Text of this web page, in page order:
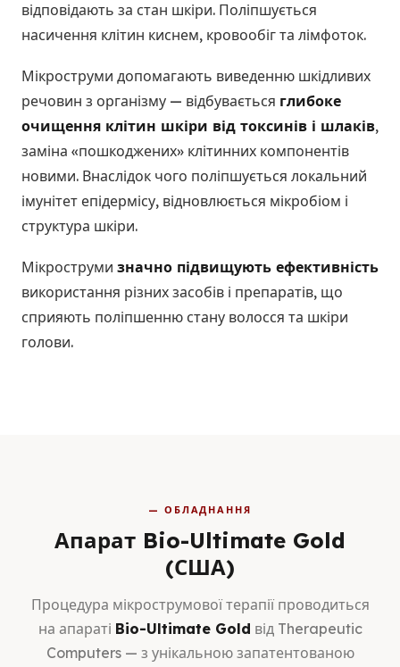
відповідають за стан шкіри. Поліпшується
насичення клітин киснем, кровообіг та лімфоток.
Мікроструми допомагають виведенню шкідливих
речовин з організму — відбувається глибоке
очищення клітин шкіри від токсинів і шлаків,
заміна «пошкоджених» клітинних компонентів
новими. Внаслідок чого поліпшується локальний
імунітет епідермісу, відновлюється мікробіом і
структура шкіри.
Мікроструми значно підвищують ефективність
використання різних засобів і препаратів, що
сприяють поліпшенню стану волосся та шкіри
голови.
— ОБЛАДНАННЯ
Апарат Bio-Ultimate Gold
(США)
Процедура мікрострумової терапії проводиться
на апараті Bio-Ultimate Gold від Therapeutic
Computers — з унікальною запатентованою